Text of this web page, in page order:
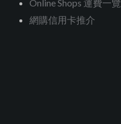
Online Shops 運費一覽
網購信用卡推介